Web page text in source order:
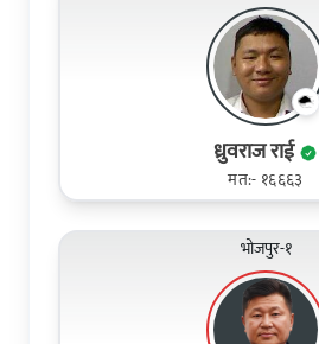
ध्रुवराज राई
मत:- १६६६३
भोजपुर-१